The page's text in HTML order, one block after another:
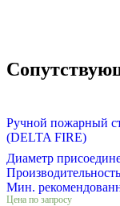
Ручной пожарный
(DELTA FIRE)
Диаметр
Мин.
Цена по запросу